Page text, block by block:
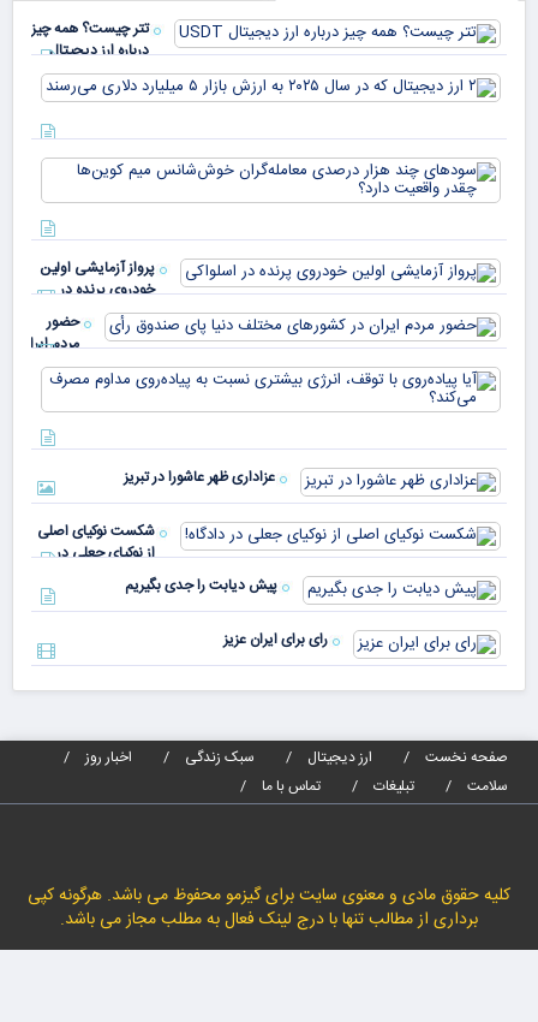
تتر چیست؟ همه چیز
درباره ارز دیجیتال
USDT
پرواز آزمایشی اولین
خودروی پرنده در
اسلواکی
حضور
مردم ایران
در
کشورهای
مختلف
دنیا پای
صندوق
عزاداری ظهر عاشورا در تبریز
شکست نوکیای اصلی
از نوکیای جعلی در
دادگاه!
پیش دیابت را جدی بگیریم
رای برای ایران عزیز
صفحه نخست ارز دیجیتال سبک زندگی
اخبار روز
سلامت
تبلیغات تماس با ما
کلیه حقوق مادی و معنوی سایت برای گیزمو محفوظ می باشد. هرگونه کپی
برداری از مطالب تنها با درج لینک فعال به مطلب مجاز می باشد.